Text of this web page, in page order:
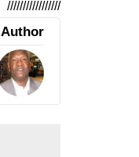
/////////////////
Author